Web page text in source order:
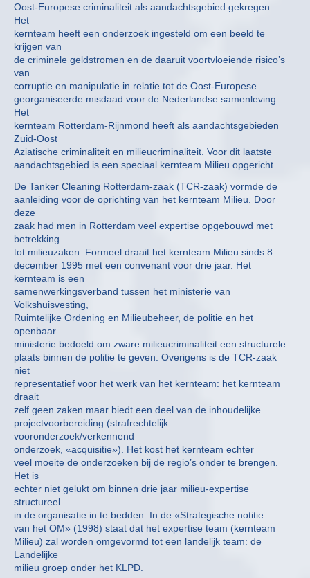
Oost-Europese criminaliteit als aandachtsgebied gekregen.
Het
kernteam heeft een onderzoek ingesteld om een beeld te
krijgen van
de criminele geldstromen en de daaruit voortvloeiende risico’s
van
corruptie en manipulatie in relatie tot de Oost-Europese
georganiseerde misdaad voor de Nederlandse samenleving.
Het
kernteam Rotterdam-Rijnmond heeft als aandachtsgebieden
Zuid-Oost
Aziatische criminaliteit en milieucriminaliteit. Voor dit laatste
aandachtsgebied is een speciaal kernteam Milieu opgericht.
De Tanker Cleaning Rotterdam-zaak (TCR-zaak) vormde de
aanleiding voor de oprichting van het kernteam Milieu. Door
deze
zaak had men in Rotterdam veel expertise opgebouwd met
betrekking
tot milieuzaken. Formeel draait het kernteam Milieu sinds 8
december 1995 met een convenant voor drie jaar. Het
kernteam is een
samenwerkingsverband tussen het ministerie van
Volkshuisvesting,
Ruimtelijke Ordening en Milieubeheer, de politie en het
openbaar
ministerie bedoeld om zware milieucriminaliteit een structurele
plaats binnen de politie te geven. Overigens is de TCR-zaak
niet
representatief voor het werk van het kernteam: het kernteam
draait
zelf geen zaken maar biedt een deel van de inhoudelijke
projectvoorbereiding (strafrechtelijk
vooronderzoek/verkennend
onderzoek, «acquisitie»). Het kost het kernteam echter
veel moeite de onderzoeken bij de regio’s onder te brengen.
Het is
echter niet gelukt om binnen drie jaar milieu-expertise
structureel
in de organisatie in te bedden: In de «Strategische notitie
van het OM» (1998) staat dat het expertise team (kernteam
Milieu) zal worden omgevormd tot een landelijk team: de
Landelijke
milieu groep onder het KLPD.